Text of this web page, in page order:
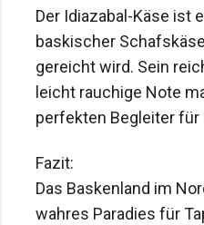
Der Idiazabal-Käse ist
baskischer
gereicht wird. Sein
leicht rauchige Note
perfekten Begleiter für
Fazit:
Das Baskenland im
wahres Paradies für